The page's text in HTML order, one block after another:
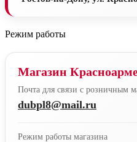
Режим работы
Магазин
Почта для связи с розничным
dubpl8@mail.ru
Режим работы магазина